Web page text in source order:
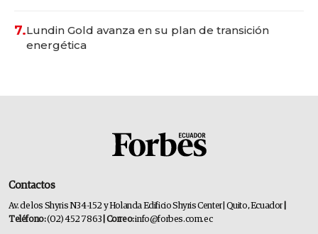
7.Lundin Gold avanza en su plan de transición
energética
Contactos
Av. de los Shyris N34-152 y Holanda Edificio Shyris Center | Quito, Ecuador
Teléfono:(02) 452 7863 | Correo:info@forbes.com.ec